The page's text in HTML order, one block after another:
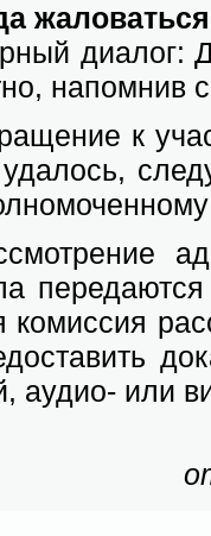
диа­лог:
на­пом­нив
к
ко­мис­сия
аудио- или